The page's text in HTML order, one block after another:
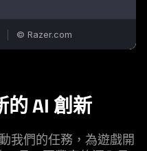
的 AI創新
我們的任務，為遊戲開